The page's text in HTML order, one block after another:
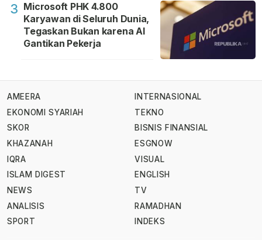
3 Microsoft PHK 4.800
Karyawan di Seluruh Dunia,
Tegaskan Bukan karena AI
Gantikan Pekerja
AMEERA
EKONOMI SYARIAH
SKOR
KHAZANAH
IQRA
ISLAM DIGEST
NEWS
ANALISIS
SPORT
INTERNASIONAL
TEKNO
BISNIS FINANSIAL
ESGNOW
VISUAL
ENGLISH
TV
RAMADHAN
INDEKS